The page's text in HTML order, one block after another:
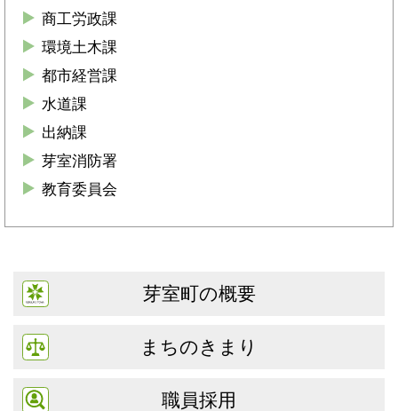
商工労政課
環境土木課
都市経営課
水道課
出納課
芽室消防署
教育委員会
芽室町の概要
まちのきまり
職員採用